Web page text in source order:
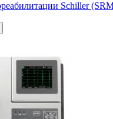
Schiller